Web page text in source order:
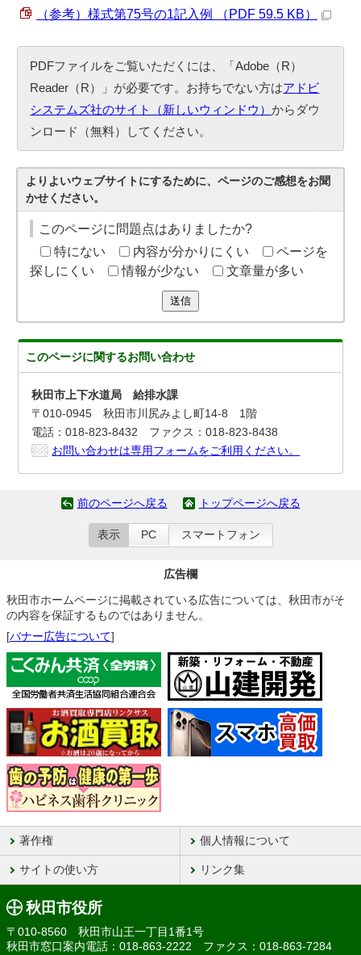
（参考）様式第75号の1記入例 （PDF 59.5 KB）
PDFファイルをご覧いただくには、「Adobe（R）
Reader（R）」が必要です。お持ちでない方はアドビ
システムズ社のサイト（新しいウィンドウ）からダウ
ンロード（無料）してください。
よりよいウェブサイトにするために、ページのご感想をお聞
かせください。
このページに問題点はありましたか?
特にない
内容が分かりにくい
ページを
探しにくい
情報が少ない 文章量が多い
送信
このページに関するお問い合わせ
秋田市上下水道局 給排水課
〒010-0945 秋田市川尻みよし町14-8 1階
電話：018-823-8432 ファクス：018-823-8438
お問い合わせは専用フォームをご利用ください。
前のページへ戻る トップページへ戻る
表示 PC スマートフォン
広告欄
秋田市ホームページに掲載されている広告については、秋田市がそ
の内容を保証するものではありません。
[バナー広告について]
著作権 個人情報について
サイトの使い方 リンク集
秋田市役所
〒010-8560 秋田市山王一丁目1番1号
秋田市窓口案内電話：018-863-2222 ファクス：018-863-7284